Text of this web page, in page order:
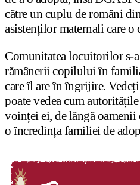
către un cuplu de români
asistenților maternali care o
Comunitatea locuitorilor s-
rămânerii copilului în
care îl are în îngrijire.
poate vedea cum
voinței ei, de lângă oamenii
o încredința familiei de